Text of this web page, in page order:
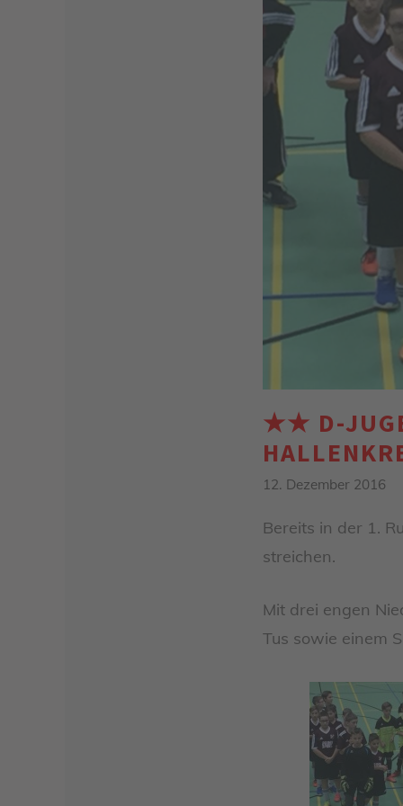
★★ D-
12. Dezember 2016
Bereits in der 1.
streichen.
Mit drei engen
Tus sowie einem